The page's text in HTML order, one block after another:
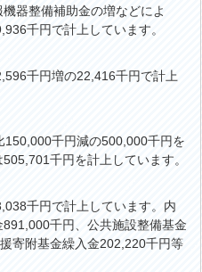
器整備補助金の増などによ
千円で計上しています。
千円増の22,416千円で計上
150,000千円減の500,000千円を
千円を計上しています。
千円で計上しています。内
千円、公共施設整備基金
寄附基金繰入金202,220千円等